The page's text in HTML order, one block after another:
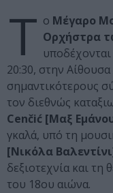
Τ ο Μέγαρο
Ορχήστρα
20:30, στην
σημαντικότερους
τον διεθνώς
Cenčić [Μαξ
γκαλά, υπό τη
[Νικόλα
δεξιοτεχνία και τη
του 18ου αιώνα.